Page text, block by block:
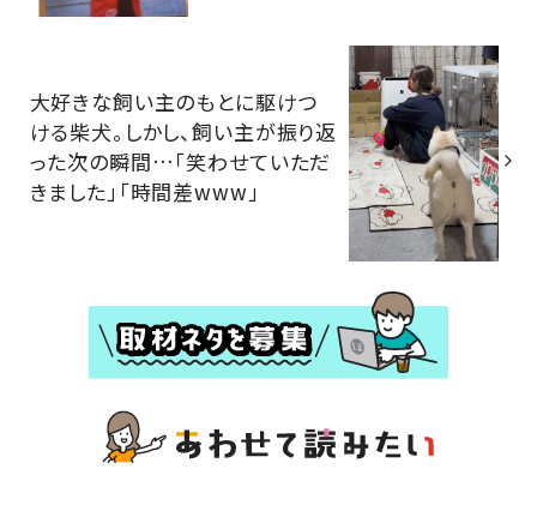
大好きな飼い主のもとに駆けつ
ける柴犬。しかし、飼い主が振り返
った次の瞬間…「笑わせていただ
きました」「時間差www」